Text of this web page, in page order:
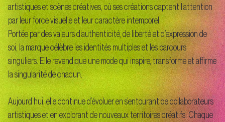
artistiques et scènes créatives, où ses créations captent l’attention
par leur force visuelle et leur caractère intemporel.
Portée par des valeurs d’authenticité, de liberté et d’expression de
soi, la marque célèbre les identités multiples et les parcours
singuliers. Elle revendique une mode qui inspire, transforme et affirme
la singularité de chacun.
Aujourd’hui, elle continue d’évoluer en s’entourant de collaborateurs
artistiques et en explorant de nouveaux territoires créatifs. Chaque